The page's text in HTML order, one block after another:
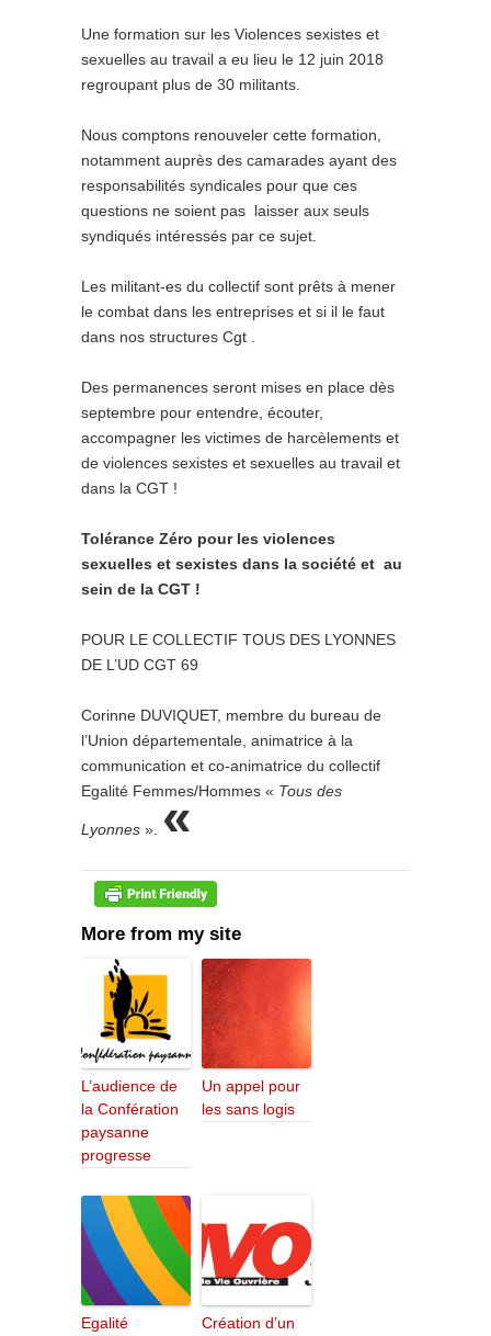
Une formation sur les Violences sexistes et
sexuelles au travail a eu lieu le 12 juin 2018
regroupant plus de 30 militants.
Nous comptons renouveler cette formation,
notamment auprès des camarades ayant des
responsabilités syndicales pour que ces
questions ne soient pas laisser aux seuls
syndiqués intéressés par ce sujet.
Les militant-es du collectif sont prêts à mener
le combat dans les entreprises et si il le faut
dans nos structures Cgt .
Des permanences seront mises en place dès
septembre pour entendre, écouter,
accompagner les victimes de harcèlements et
de violences sexistes et sexuelles au travail et
dans la CGT !
Tolérance Zéro pour les violences
sexuelles et sexistes dans la société et au
sein de la CGT !
POUR LE COLLECTIF TOUS DES LYONNES
DE L’UD CGT 69
Corinne DUVIQUET, membre du bureau de
l’Union départementale, animatrice à la
communication et co-animatrice du collectif
Egalité Femmes/Hommes « Tous des
Lyonnes ». «
More from my site
L’audience de
la Confération
paysanne
progresse
Un appel pour
les sans logis
Egalité Création d’un